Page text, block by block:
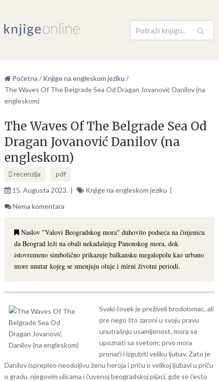
Pretraga
Početna / Knjige na engleskom jeziku /
The Waves Of The Belgrade Sea Od Dragan Jovanović Danilov (na
engleskom)
The Waves Of The Belgrade Sea Od
Dragan Jovanović Danilov (na
engleskom)
recenzija
pdf
15. Augusta 2023.
Knjige na engleskom jeziku
Nema komentara
Naslov "Valovi Beogradskog mora" duhovito podseća na činjenicu
da Beograd leži na obali nekadašnjeg Panonskog mora, dok
istovremeno simbolično prikazuje balkansku megalopolu kao urbano
more unutar kojeg se smenjuju oluje i mirni životni periodi.
Svaki čovek je preživeli brodolomac, ali
pre nego što zaroni u svoju pravu
unutrašnju usamljenost, mora se
upoznati sa svetom; prvo mora
pronaći i izgubiti veliku ljubav. Zato je
Danilov isprepleo neodoljivu ženu heroja i priču o velikoj ljubavi u priču
o gradu, njegovim ulicama i čuvenoj beogradskoj pijaci, gde se često